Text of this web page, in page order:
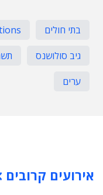
בתי חולים
גיב סולושנס
ערים
אירועים קרובים